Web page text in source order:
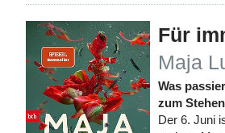
Für
Maja
Was
zum
Der 6. Juni